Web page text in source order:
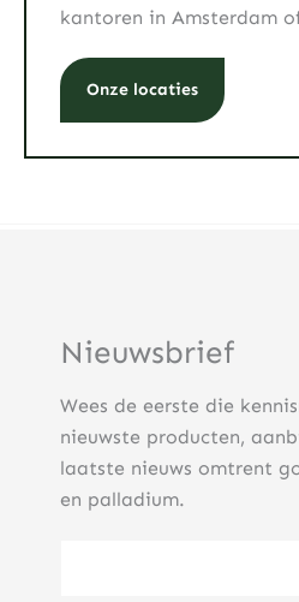
kantoren in Amsterdam
Onze locaties
Nieuwsbrief
Wees de eerste die
nieuwste producten,
laatste nieuws omtrent
en palladium.